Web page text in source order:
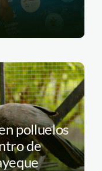
polluelos
de